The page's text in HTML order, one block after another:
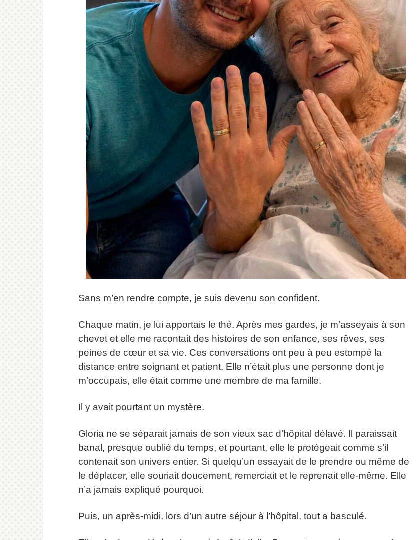
Sans m’en rendre compte, je suis devenu son confident.
Chaque matin, je lui apportais le thé. Après mes gardes, je m’asseyais à son
chevet et elle me racontait des histoires de son enfance, ses rêves, ses
peines de cœur et sa vie. Ces conversations ont peu à peu estompé la
distance entre soignant et patient. Elle n’était plus une personne dont je
m’occupais, elle était comme une membre de ma famille.
Il y avait pourtant un mystère.
Gloria ne se séparait jamais de son vieux sac d’hôpital délavé. Il paraissait
banal, presque oublié du temps, et pourtant, elle le protégeait comme s’il
contenait son univers entier. Si quelqu’un essayait de le prendre ou même de
le déplacer, elle souriait doucement, remerciait et le reprenait elle-même. Elle
n’a jamais expliqué pourquoi.
Puis, un après-midi, lors d’un autre séjour à l’hôpital, tout a basculé.